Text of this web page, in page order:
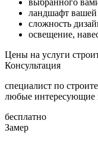
выбранного
ландшафт вашей
сложность
освещение,
Цены на услуги
Консультация
специалист по
любые интересующие
бесплатно
Замер